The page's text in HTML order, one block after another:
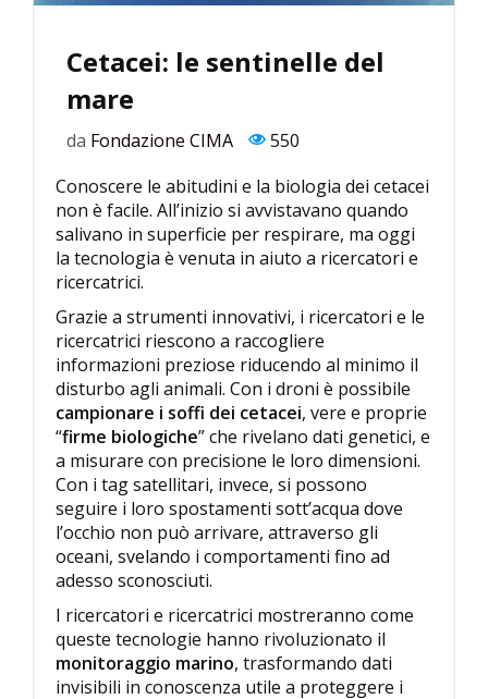
Cetacei: le sentinelle del
mare
da Fondazione CIMA
550
Conoscere le abitudini e la biologia dei cetacei
non è facile. All’inizio si avvistavano quando
salivano in superficie per respirare, ma oggi
la tecnologia è venuta in aiuto a ricercatori e
ricercatrici.
Grazie a strumenti innovativi, i ricercatori e le
ricercatrici riescono a raccogliere
informazioni preziose riducendo al minimo il
disturbo agli animali. Con i droni è possibile
campionare i soffi dei cetacei, vere e proprie
“firme biologiche” che rivelano dati genetici, e
a misurare con precisione le loro dimensioni.
Con i tag satellitari, invece, si possono
seguire i loro spostamenti sott’acqua dove
l’occhio non può arrivare, attraverso gli
oceani, svelando i comportamenti fino ad
adesso sconosciuti.
I ricercatori e ricercatrici mostreranno come
queste tecnologie hanno rivoluzionato il
monitoraggio marino, trasformando dati
invisibili in conoscenza utile a proteggere i